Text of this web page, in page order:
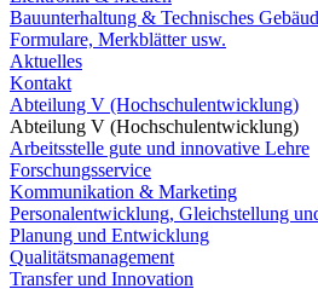
Bauunterhaltung & Technisches
Formulare, Merkblätter usw.
Aktuelles
Kontakt
Abteilung V (Hochschulentwicklung)
Abteilung V (Hochschulentwicklung)
Arbeitsstelle gute und innovative Lehre
Forschungsservice
Kommunikation & Marketing
Personalentwicklung, Gleichstellung
Planung und Entwicklung
Qualitätsmanagement
Transfer und Innovation